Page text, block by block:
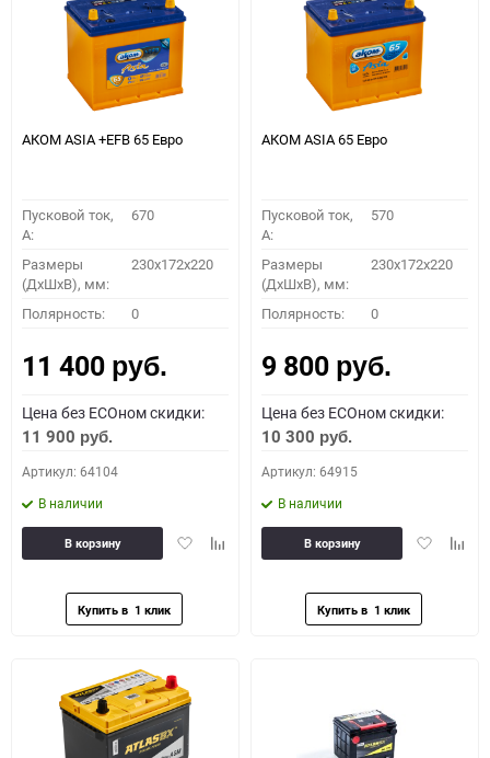
АКОМ ASIA +EFB 65 Евро
Пусковой ток,
A:
670
Размеры
(ДхШхВ), мм:
230x172x220
Полярность: 0
11 400 руб.
Цена без ECOном скидки:
11 900 руб.
Артикул: 64104
В наличии
ДобавитьДобавить
В корзину
АКОМ ASIA 65 Евро
Пусковой ток,
A:
570
Размеры
(ДхШхВ), мм:
230x172x220
Полярность: 0
9 800 руб.
Цена без ECOном скидки:
10 300 руб.
Артикул: 64915
В наличии
Добавить
В корзину